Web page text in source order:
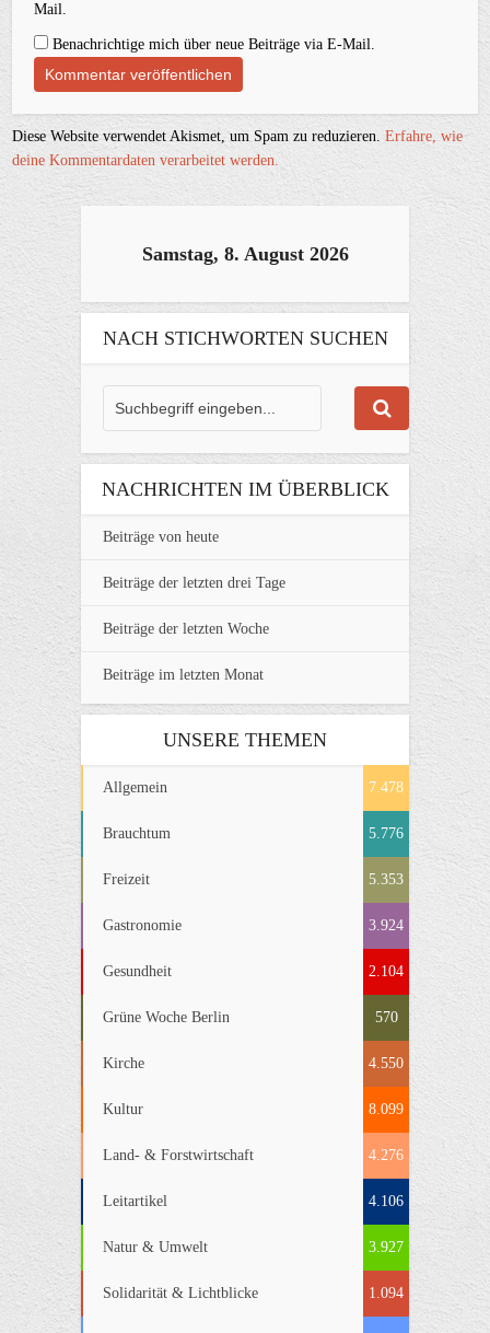
Mail.
Benachrichtige mich über neue Beiträge via E-Mail.
Diese Website verwendet Akismet, um Spam zu reduzieren.Erfahre, wie
deine Kommentardaten verarbeitet werden.
Samstag, 8. August 2026
NACH STICHWORTEN SUCHEN
NACHRICHTEN IM ÜBERBLICK
Beiträge von heute
Beiträge der letzten drei Tage
Beiträge der letzten Woche
Beiträge im letzten Monat
UNSERE THEMEN
Allgemein 7.478
Brauchtum 5.776
Freizeit 5.353
Gastronomie 3.924
Gesundheit 2.104
Grüne Woche Berlin 570
Kirche 4.550
Kultur 8.099
Land- & Forstwirtschaft 4.276
Leitartikel 4.106
Natur & Umwelt 3.927
Solidarität & Lichtblicke 1.094